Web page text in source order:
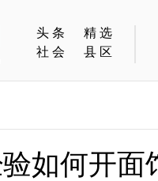
头条
精选
社会
县区
如何开面